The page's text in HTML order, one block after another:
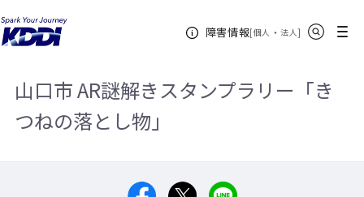
障害情報[個人 ・ 法人新規ウィンドウ
]
メニュー
KDDIホーム
み事例
山口市 AR謎解きスタンプラリー「きつねの落とし物」
山口市 AR謎解きスタンプラリー「き
つねの落とし物」